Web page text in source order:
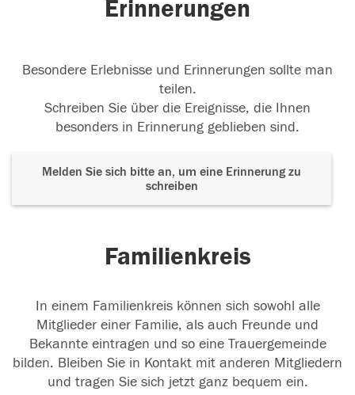
Erinnerungen
Besondere Erlebnisse und Erinnerungen sollte man
teilen.
Schreiben Sie über die Ereignisse, die Ihnen
besonders in Erinnerung geblieben sind.
Melden Sie sich bitte an, um eine Erinnerung zu
schreiben
Familienkreis
In einem Familienkreis können sich sowohl alle
Mitglieder einer Familie, als auch Freunde und
Bekannte eintragen und so eine Trauergemeinde
bilden. Bleiben Sie in Kontakt mit anderen Mitgliedern
und tragen Sie sich jetzt ganz bequem ein.